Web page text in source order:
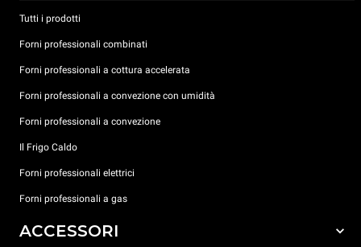
Tutti i prodotti
Forni professionali combinati
Forni professionali a cottura accelerata
Forni professionali a convezione con umidità
Forni professionali a convezione
Il Frigo Caldo
Forni professionali elettrici
Forni professionali a gas
ACCESSORI